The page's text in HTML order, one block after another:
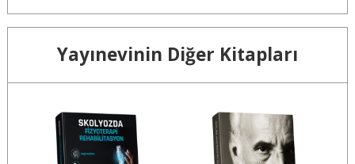
Yayınevinin Diğer Kitapları